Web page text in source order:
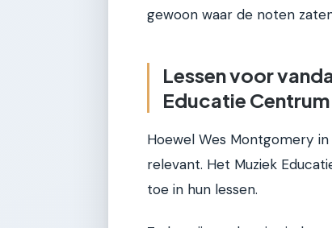
gewoon waar de noten
Lessen voor
Educatie Centrum
Hoewel Wes Montgomery
relevant. Het Muziek
toe in hun lessen.